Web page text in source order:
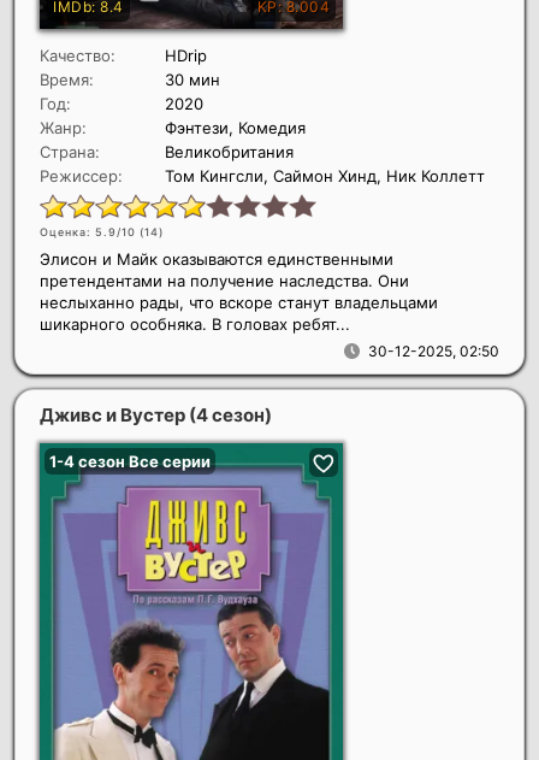
Качество:
HDrip
Время:
30 мин
Год:
2020
Жанр:
Фэнтези, Комедия
Страна:
Великобритания
Режиссер:
Том Кингсли, Саймон Хинд, Ник Коллетт
Оценка: 5.9/10 (14)
30-12-2025, 02:50
Элисон и Майк оказываются единственными
претендентами на получение наследства. Они
неслыханно рады, что вскоре станут владельцами
шикарного особняка. В головах ребят...
Дживс и Вустер (4 сезон)